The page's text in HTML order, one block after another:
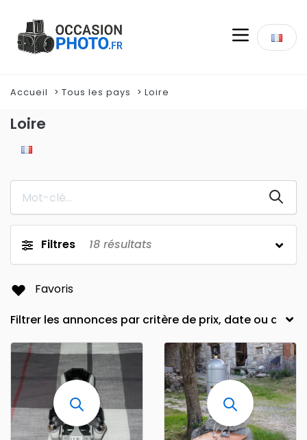
Accueil Tous les pays Loire
Loire
Filtres 18 résultats
Favoris